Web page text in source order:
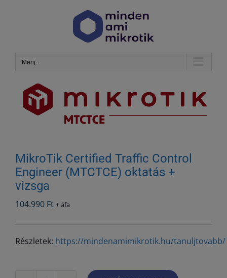
Menj...
MikroTik Certified Traffic Control
Engineer (MTCTCE) oktatás +
vizsga
104.990 Ft + áfa
Részletek: https://mindenamimikrotik.hu/tanuljtovabb/